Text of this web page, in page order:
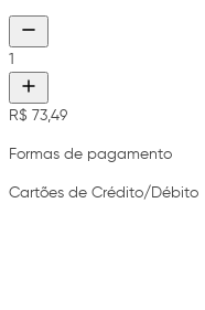
1
R$ 73,49
Formas de pagamento
Cartões de Crédito/Débito